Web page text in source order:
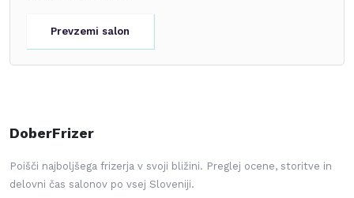
Prevzemi salon
DoberFrizer
Poišči najboljšega frizerja v svoji bližini. Preglej ocene, storitve in
delovni čas salonov po vsej Sloveniji.